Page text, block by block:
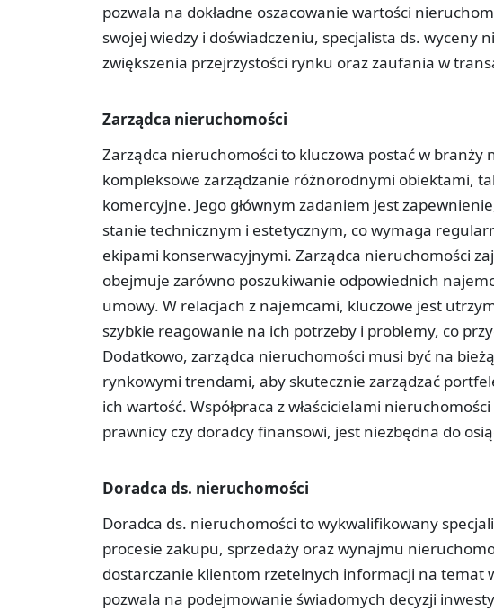
pozwala na dokładne oszacowanie wartości
swojej wiedzy i doświadczeniu, specjalista ds. wyceny
zwiększenia przejrzystości rynku oraz zaufania w
Zarządca nieruchomości
Zarządca nieruchomości to kluczowa postać w branży
kompleksowe zarządzanie różnorodnymi obiektami,
komercyjne. Jego głównym zadaniem jest
stanie technicznym i estetycznym, co wymaga
ekipami konserwacyjnymi. Zarządca nieruchomości
obejmuje zarówno poszukiwanie odpowiednich
umowy. W relacjach z najemcami, kluczowe jest
szybkie reagowanie na ich potrzeby i problemy, co
Dodatkowo, zarządca nieruchomości musi być na
rynkowymi trendami, aby skutecznie zarządzać
ich wartość. Współpraca z właścicielami
prawnicy czy doradcy finansowi, jest niezbędna do
Doradca ds. nieruchomości
Doradca ds. nieruchomości to wykwalifikowany
procesie zakupu, sprzedaży oraz wynajmu
dostarczanie klientom rzetelnych informacji na temat
pozwala na podejmowanie świadomych decyzji